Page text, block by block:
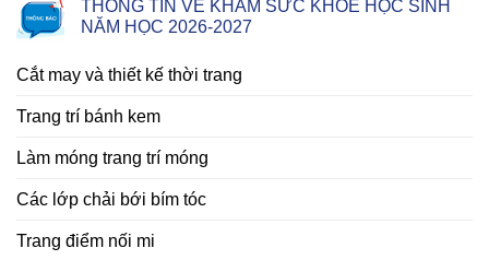
THÔNG TIN VỀ KHÁM SỨC KHỎE HỌC SINH
NĂM HỌC 2026-2027
Cắt may và thiết kế thời trang
Trang trí bánh kem
Làm móng trang trí móng
Các lớp chải bới bím tóc
Trang điểm nối mi